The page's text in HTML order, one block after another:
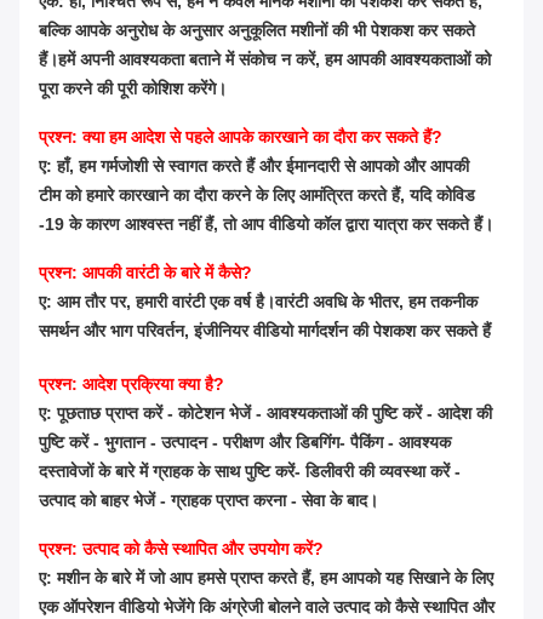
बल्कि आपके अनुरोध के अनुसार अनुकूलित मशीनों की भी पेशकश कर सकते
हैं।हमें अपनी आवश्यकता बताने में संकोच न करें, हम आपकी आवश्यकताओं को
पूरा करने की पूरी कोशिश करेंगे।
प्रश्न: क्या हम आदेश से पहले आपके कारखाने का दौरा कर सकते हैं?
ए: हाँ, हम गर्मजोशी से स्वागत करते हैं और ईमानदारी से आपको और आपकी
टीम को हमारे कारखाने का दौरा करने के लिए आमंत्रित करते हैं, यदि कोविड
-19 के कारण आश्वस्त नहीं हैं, तो आप वीडियो कॉल द्वारा यात्रा कर सकते हैं।
प्रश्न: आपकी वारंटी के बारे में कैसे?
ए: आम तौर पर, हमारी वारंटी एक वर्ष है।वारंटी अवधि के भीतर, हम तकनीक
समर्थन और भाग परिवर्तन, इंजीनियर वीडियो मार्गदर्शन की पेशकश कर सकते हैं
प्रश्न: आदेश प्रक्रिया क्या है?
ए: पूछताछ प्राप्त करें - कोटेशन भेजें - आवश्यकताओं की पुष्टि करें - आदेश की
पुष्टि करें - भुगतान - उत्पादन - परीक्षण और डिबगिंग- पैकिंग - आवश्यक
दस्तावेजों के बारे में ग्राहक के साथ पुष्टि करें- डिलीवरी की व्यवस्था करें -
उत्पाद को बाहर भेजें - ग्राहक प्राप्त करना - सेवा के बाद।
प्रश्न: उत्पाद को कैसे स्थापित और उपयोग करें?
ए: मशीन के बारे में जो आप हमसे प्राप्त करते हैं, हम आपको यह सिखाने के लिए
एक ऑपरेशन वीडियो भेजेंगे कि अंग्रेजी बोलने वाले उत्पाद को कैसे स्थापित और